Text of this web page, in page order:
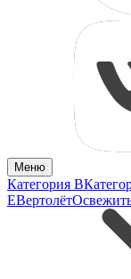
Меню
Категория B
EВертолёт